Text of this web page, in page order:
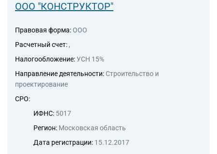
ООО "КОНСТРУКТОР"
Правовая форма: ООО
Расчетный счет: ,
Налогообложение:УСН 15%
Направление деятельности: Строительство и
проектирование
СРО:
ИФНС: 5017
Регион: Московская область
Дата регистрации: 15.12.2017